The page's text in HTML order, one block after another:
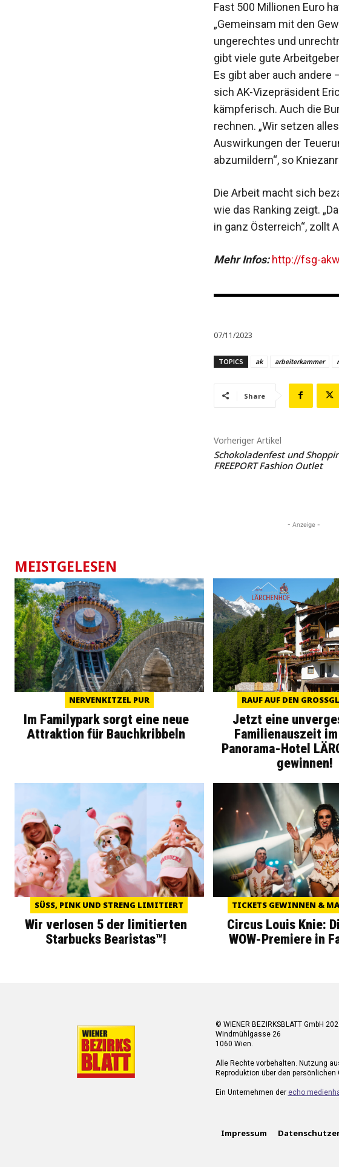
Fast 500 Millionen Euro
„Gemeinsam mit den
ungerechtes und
gibt viele gute
Es gibt aber auch andere
sich AK-Vize­präsident
kämpferisch. Auch die
rechnen. „Wir setzen
Auswirkungen der
abzumildern“, ­so
Die Arbeit macht sich
wie das Ranking zeigt.
in ganz Österreich“, zollt
Mehr Infos: http://fsg-
07/11/2023
TOPICS ak arbeiterkammer
Share
Vorheriger Artikel
Schokoladenfest und
FREEPORT Fashion Outlet
- Anzeige -
MEISTGELESEN
NERVENKITZEL PUR
Im Familypark sorgt eine neue
Attraktion für Bauchkribbeln
RAUF AUF DEN
Jetzt eine
Familienauszeit im
Panorama-Hotel
gewinnen!
SÜSS, PINK UND STRENG LIMITIERT
Wir verlosen 5 der limitierten
Starbucks Bearistas™!
TICKETS GEWINNEN &
Circus Louis Knie:
WOW-Premiere in
© WIENER BEZIRKSBLATT GmbH
Windmühlgasse 26
1060 Wien.
Alle Rechte vorbehalten. Nutzung
Reproduktion über den
Ein Unternehmen der echo
Impressum